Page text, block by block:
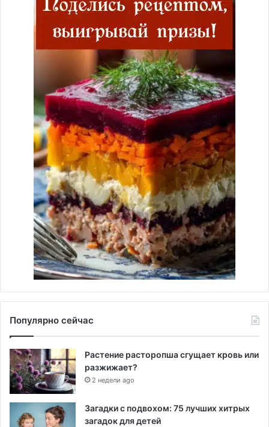
Популярно сейчас
Растение расторопша сгущает кровь или
разжижает?
2 недели ago
Загадки с подвохом: 75 лучших хитрых
загадок для детей